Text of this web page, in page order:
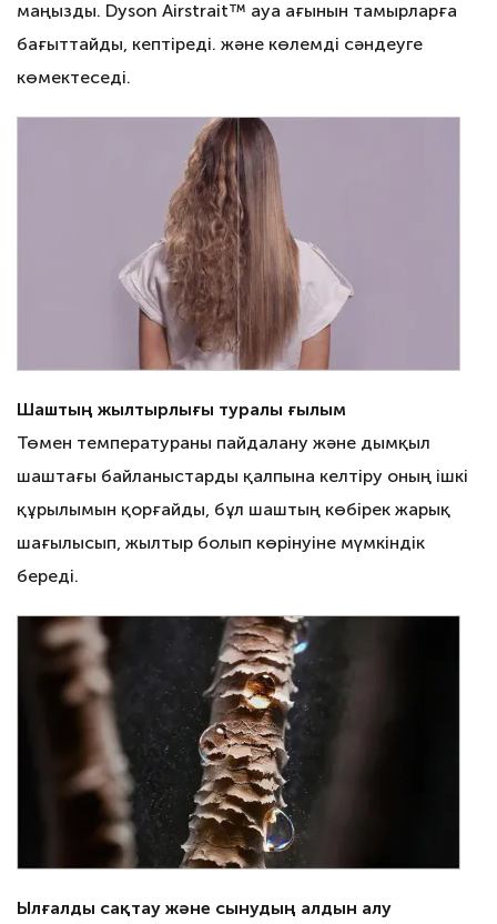
маңызды. Dyson Airstrait™ ауа ағынын тамырларға
бағыттайды, кептіреді. және көлемді сәндеуге
көмектеседі.
Шаштың жылтырлығы туралы ғылым
Төмен температураны пайдалану және дымқыл
шаштағы байланыстарды қалпына келтіру оның ішкі
құрылымын қорғайды, бұл шаштың көбірек жарық
шағылысып, жылтыр болып көрінуіне мүмкіндік
береді.
Ылғалды сақтау және сынудың алдын алу